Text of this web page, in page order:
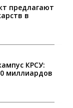
предлагают
в
КРСУ:
миллиардов